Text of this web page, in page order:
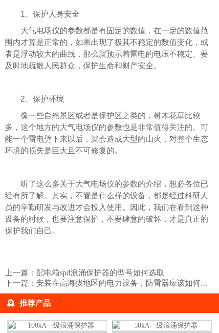
1、保护人身安全
大气电场仪的参数都是有固定的数值，在一定的数值范
围内才算是正常的，如果出现了极其不稳定的数值变化，或
者是浮动较大的曲线，那么就预示着雷电的电压不稳定。要
及时地疏散人民群众，保护生命和财产安全。
2、保护环境
像一些自然景区或者是保护区之类的，树木花草比较
多，这个地方的大气电场仪的参数也是非常值得关注的。可
能一个雷电劈下来以后，就会造成大型的山火，对整个生态
环境的损失是巨大且不可修复的。
听了这么多关于大气电场仪的参数的介绍，想必各位已
经有所了解。其实，不管是什么样的设备，都是经过科研人
员的辛勤研发与改进才会投入使用。因此，我们在看到这种
设备的时候，也要注意保护，不要肆意的破坏，才是真正的
保护我们自己。
上一篇： 配电箱spd浪涌保护器的型号如何选取
下一篇： 安装在高海拔地区的电力设备，防雷器应该如何选择？易造防雷
推荐产品